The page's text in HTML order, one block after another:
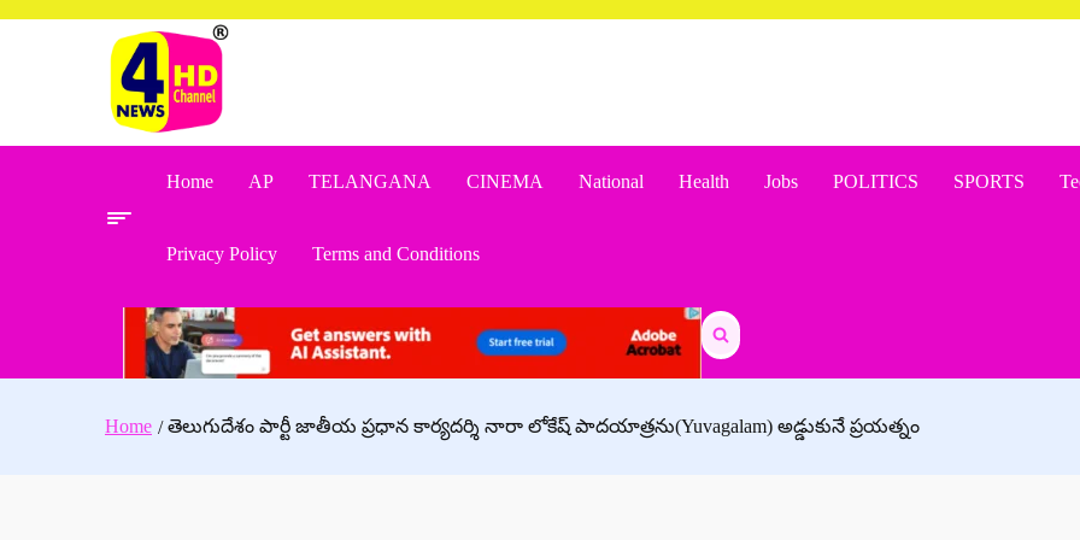
Home AP TELANGANA CINEMA National Health Jobs POLITICS SPORTS
Privacy Policy Terms and Conditions
Search
for:
Home తెలుగుదేశం పార్టీ జాతీయ ప్రధాన కార్యదర్శి నారా లోకేష్ పాదయాత్రను(Yuvagalam) అడ్డుకునే ప్రయత్నం